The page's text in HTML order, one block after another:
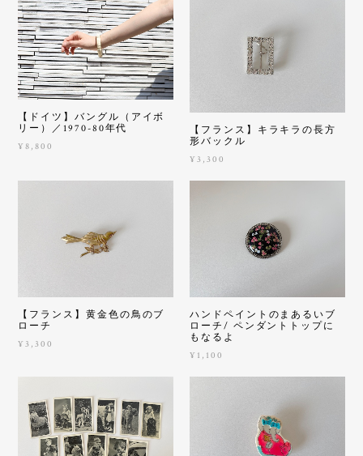
【ドイツ】バングル（アイボ
リー）／1970-80年代
¥8,800
【フランス】キラキラの長方
形バックル
¥3,300
【フランス】黄金色の鳥のブ
ローチ
¥3,300
ハンドペイントのまあるいブ
ローチ/ ペンダントトップに
もなるよ
¥1,100